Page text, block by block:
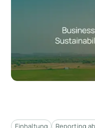
Einhaltung Reporting